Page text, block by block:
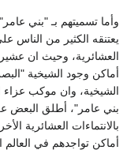
وأما تسميتهم بـ "بني
يعتنقه الكثير من الناس
العشائرية، وحيث ان
أماكن وجود الشيخية
الشيخية، وان موكب عزاء
بني عامر"، أطلق البعض
بالانتماءات العشائرية
أماكن تواجدهم في العالم